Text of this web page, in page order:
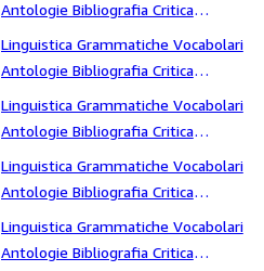
Antologie Bibliografia Critica
letteraria Storia letteraria Saggi
letterari Dialetti Trattati
Linguistica Grammatiche Vocabolari
Antologie Bibliografia Critica
letteraria Storia letteraria Saggi
letterari Dialetti Ugo Foscolo
Linguistica Grammatiche Vocabolari
Antologie Bibliografia Critica
letteraria Storia letteraria Saggi
letterari Dialetti UniversitÃ
Linguistica Grammatiche Vocabolari
Antologie Bibliografia Critica
letteraria Storia letteraria Saggi
letterari Dialetti universo
Linguistica Grammatiche Vocabolari
Antologie Bibliografia Critica